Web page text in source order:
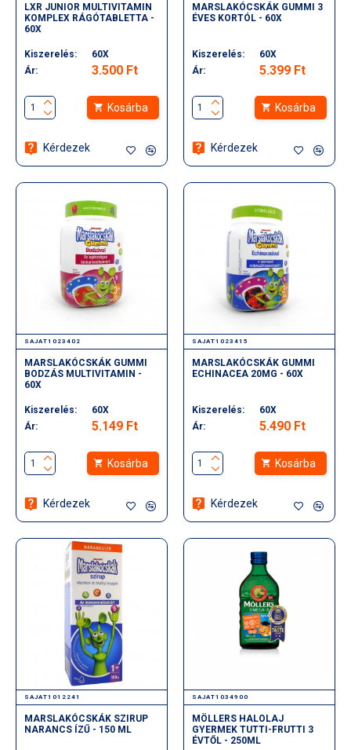
LXR JUNIOR MULTIVITAMIN
KOMPLEX RÁGÓTABLETTA -
60X
Kiszerelés:
60X
Ár:
3.500 Ft
Kosárba
Kérdezek
MARSLAKÓCSKÁK GUMMI 3
ÉVES KORTÓL - 60X
Kiszerelés:
60X
Ár:
5.399 Ft
Kosárba
Kérdezek
SAJAT1023402
MARSLAKÓCSKÁK GUMMI
BODZÁS MULTIVITAMIN -
60X
Kiszerelés:
60X
Ár:
5.149 Ft
Kosárba
Kérdezek
SAJAT1023415
MARSLAKÓCSKÁK GUMMI
ECHINACEA 20MG - 60X
Kiszerelés:
60X
Ár:
5.490 Ft
Kosárba
Kérdezek
SAJAT1012241
MARSLAKÓCSKÁK SZIRUP
NARANCS ÍZŰ - 150 ML
SAJAT1034900
MÖLLERS HALOLAJ
GYERMEK TUTTI-FRUTTI 3
ÉVTŐL - 250ML